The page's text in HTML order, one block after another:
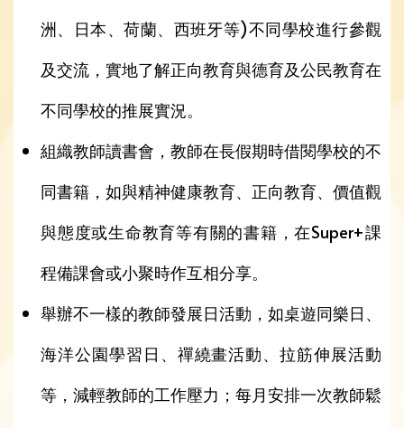
洲、日本、荷蘭、西班牙等)不同學校進行參觀
及交流，實地了解正向教育與德育及公民教育在
不同學校的推展實況。
組織教師讀書會，教師在長假期時借閱學校的不
同書籍，如與精神健康教育、正向教育、價值觀
與態度或生命教育等有關的書籍，在Super+課
程備課會或小聚時作互相分享。
舉辦不一樣的教師發展日活動，如桌遊同樂日、
海洋公園學習日、禪繞畫活動、拉筋伸展活動
等，減輕教師的工作壓力；每月安排一次教師鬆